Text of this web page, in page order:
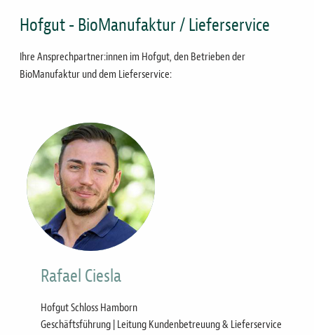
Hofgut - BioManufaktur / Lieferservice
Ihre Ansprechpartner:innen im Hofgut, den Betrieben der
BioManufaktur und dem Lieferservice:
Rafael Ciesla
Hofgut Schloss Hamborn
Geschäftsführung | Leitung Kundenbetreuung & Lieferservice